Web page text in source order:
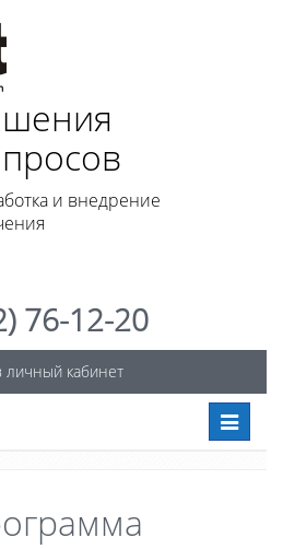
и внедрение
76-12-20
личный кабинет
Toggle